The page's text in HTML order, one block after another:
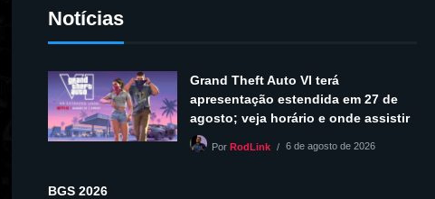
Notícias
Grand Theft Auto VI terá
apresentação estendida em 27 de
agosto; veja horário e onde assistir
PorRodLink 6 de agosto de 2026
BGS 2026